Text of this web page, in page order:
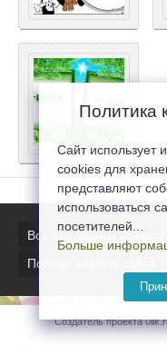
Все последние новости
Полная версия сайта
Создатель проекта
Политика
Сайт
cookies для
представляют
использоваться
посетителей...
Больше